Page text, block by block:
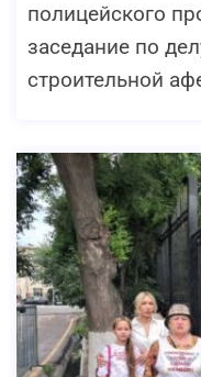
полицейского
заседание по
строительной